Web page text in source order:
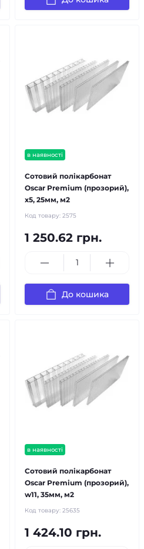
в наявності
Сотовий полікарбонат
Oscar Premium (прозорий),
x5, 25мм, м2
Код товару: 2575
1 250.62 грн.
До кошика
в наявності
Сотовий полікарбонат
Oscar Premium (прозорий),
w11, 35мм, м2
Код товару: 25635
1 424.10 грн.